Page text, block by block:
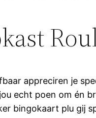
appreciren je
echt poen om én
bingokaart plu gij